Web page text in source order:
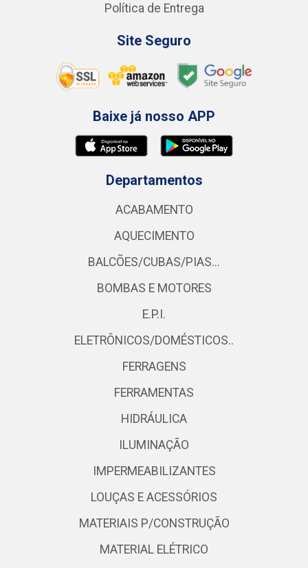
Política de Entrega
Site Seguro
Baixe já nosso APP
Departamentos
ACABAMENTO
AQUECIMENTO
BALCÕES/CUBAS/PIAS...
BOMBAS E MOTORES
E.P.I.
ELETRÔNICOS/DOMÉSTICOS..
FERRAGENS
FERRAMENTAS
HIDRÁULICA
ILUMINAÇÃO
IMPERMEABILIZANTES
LOUÇAS E ACESSÓRIOS
MATERIAIS P/CONSTRUÇÃO
MATERIAL ELÉTRICO